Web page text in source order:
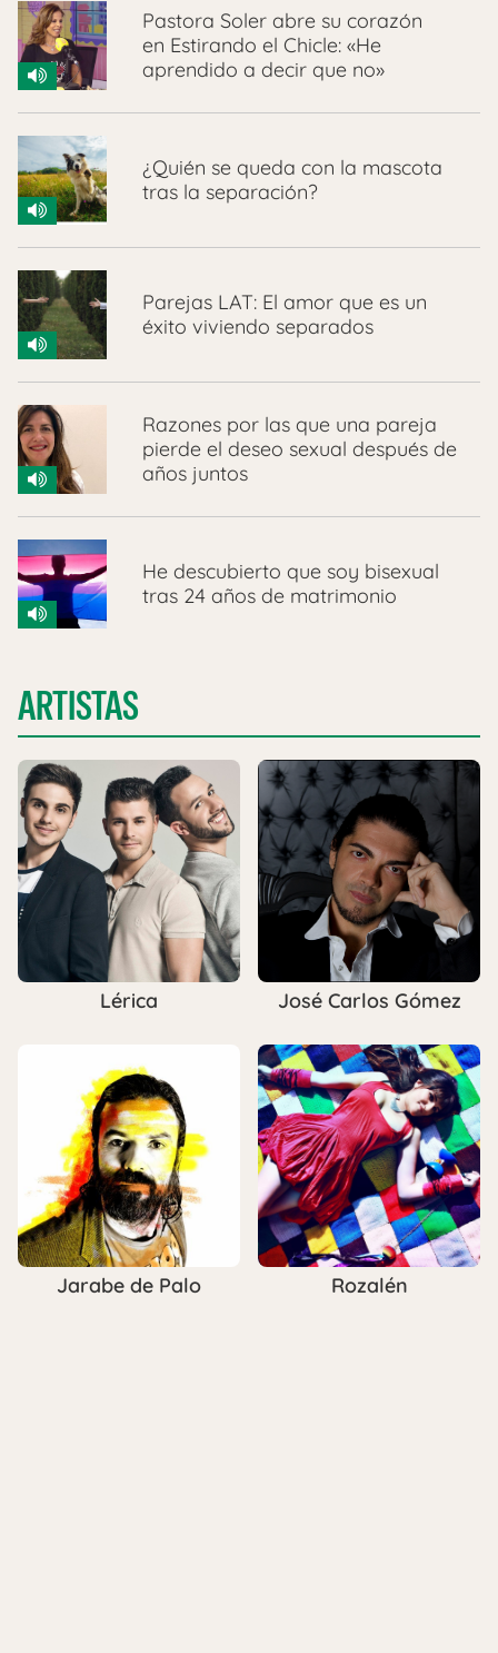
Pastora Soler abre su corazón
en Estirando el Chicle: «He
aprendido a decir que no»
¿Quién se queda con la mascota
tras la separación?
Parejas LAT: El amor que es un
éxito viviendo separados
Razones por las que una pareja
pierde el deseo sexual después de
años juntos
He descubierto que soy bisexual
tras 24 años de matrimonio
ARTISTAS
Lérica José Carlos Gómez
Jarabe de Palo Rozalén